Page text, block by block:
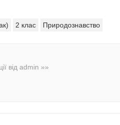
2 клас Природознавство
від admin »»